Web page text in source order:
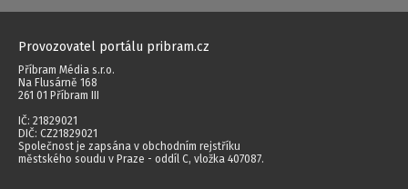
Provozovatel portálu pribram.cz
Příbram Média s.r.o.
Na Flusárně 168
261 01 Příbram III
IČ: 21829021
DIČ: CZ21829021
Společnost je zapsána v obchodním rejstříku
městského soudu v Praze - oddíl C, vložka 407087.